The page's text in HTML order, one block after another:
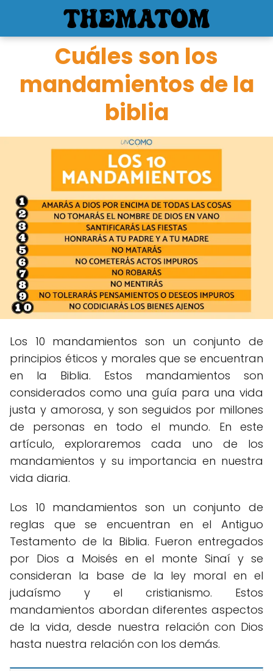
Cuáles son los
mandamientos de la
biblia
Los 10 mandamientos son un conjunto de
principios éticos y morales que se encuentran
en la Biblia. Estos mandamientos son
considerados como una guía para una vida
justa y amorosa, y son seguidos por millones
de personas en todo el mundo. En este
artículo, exploraremos cada uno de los
mandamientos y su importancia en nuestra
vida diaria.
Los 10 mandamientos son un conjunto de
reglas que se encuentran en el Antiguo
Testamento de la Biblia. Fueron entregados
por Dios a Moisés en el monte Sinaí y se
consideran la base de la ley moral en el
judaísmo y el cristianismo. Estos
mandamientos abordan diferentes aspectos
de la vida, desde nuestra relación con Dios
hasta nuestra relación con los demás.